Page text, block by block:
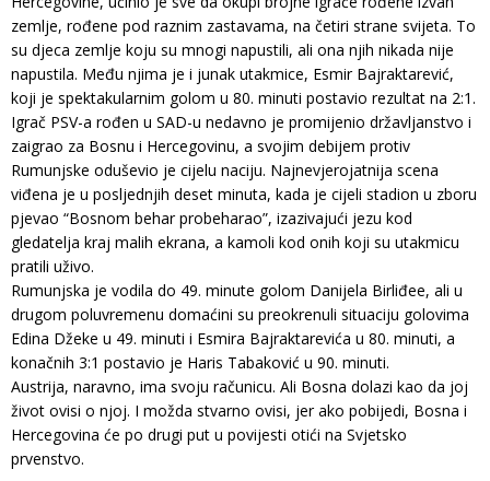
zemlje, rođene pod raznim zastavama, na četiri strane svijeta. To
su djeca zemlje koju su mnogi napustili, ali ona njih nikada nije
napustila. Među njima je i junak utakmice, Esmir Bajraktarević,
koji je spektakularnim golom u 80. minuti postavio rezultat na 2:1.
Igrač PSV-a rođen u SAD-u nedavno je promijenio državljanstvo i
zaigrao za Bosnu i Hercegovinu, a svojim debijem protiv
Rumunjske oduševio je cijelu naciju. Najnevjerojatnija scena
viđena je u posljednjih deset minuta, kada je cijeli stadion u zboru
pjevao “Bosnom behar probeharao”, izazivajući jezu kod
gledatelja kraj malih ekrana, a kamoli kod onih koji su utakmicu
pratili uživo.
Rumunjska je vodila do 49. minute golom Danijela Birliđee, ali u
drugom poluvremenu domaćini su preokrenuli situaciju golovima
Edina Džeke u 49. minuti i Esmira Bajraktarevića u 80. minuti, a
konačnih 3:1 postavio je Haris Tabaković u 90. minuti.
Austrija, naravno, ima svoju računicu. Ali Bosna dolazi kao da joj
život ovisi o njoj. I možda stvarno ovisi, jer ako pobijedi, Bosna i
Hercegovina će po drugi put u povijesti otići na Svjetsko
prvenstvo.